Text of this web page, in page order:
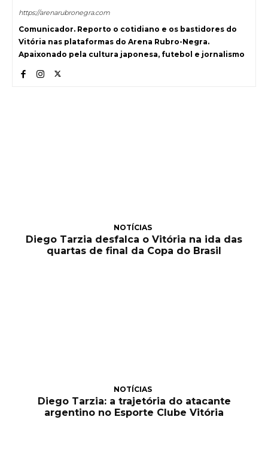
https://arenarubronegra.com
Comunicador. Reporto o cotidiano e os bastidores do
Vitória nas plataformas do Arena Rubro-Negra.
Apaixonado pela cultura japonesa, futebol e jornalismo
NOTÍCIAS
Diego Tarzia desfalca o Vitória na ida das
quartas de final da Copa do Brasil
NOTÍCIAS
Diego Tarzia: a trajetória do atacante
argentino no Esporte Clube Vitória